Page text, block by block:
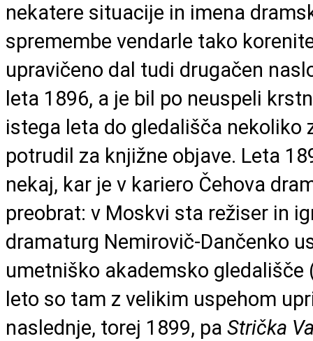
nekatere situacije in imena
spremembe vendarle tako
upravičeno dal tudi drugačen
leta 1896, a je bil po neuspeli
istega leta do gledališča nekoliko
potrudil za knjižne objave. Leta
nekaj, kar je v kariero Čehova
preobrat: v Moskvi sta režiser in
dramaturg Nemirovič-Dančenko
umetniško akademsko gledališče
leto so tam z velikim uspehom
naslednje, torej 1899, pa Strička